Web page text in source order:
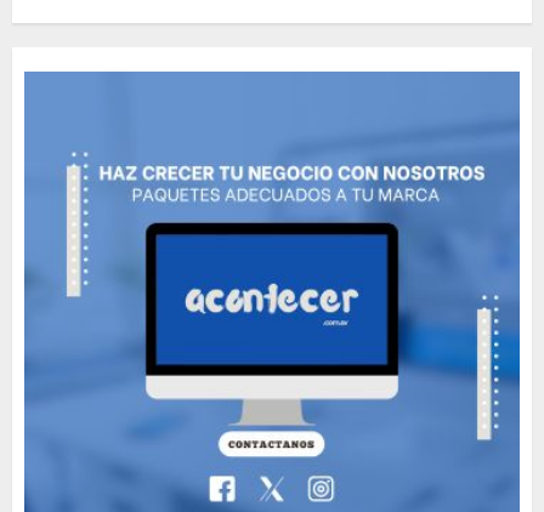
The full story of
Valentino Goes
Fall 2018
MAYO 16, 2024
Searching for the
forgotten heroes of World
War Two
MAYO 14, 2024